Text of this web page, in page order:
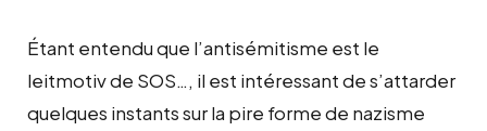
Étant entendu que l’antisémitisme est le
leitmotiv de SOS…, il est intéressant de s’attarder
quelques instants sur la pire forme de nazisme